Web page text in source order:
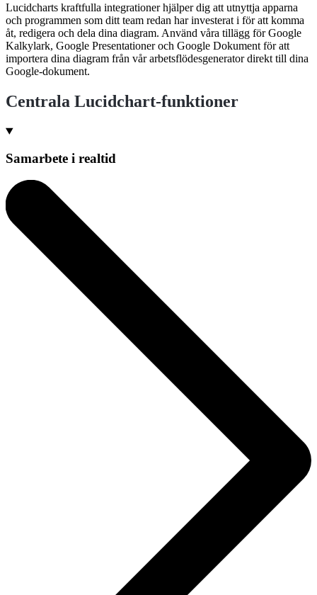
Lucidcharts kraftfulla integrationer hjälper dig att utnyttja apparna
och programmen som ditt team redan har investerat i för att komma
åt, redigera och dela dina diagram. Använd våra tillägg för Google
Kalkylark, Google Presentationer och Google Dokument för att
importera dina diagram från vår arbetsflödesgenerator direkt till dina
Google-dokument.
Centrala Lucidchart-funktioner
Samarbete i realtid